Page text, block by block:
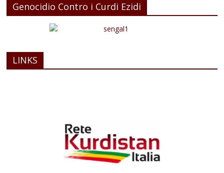
Genocidio Contro i Curdi Ezidi
LINKS